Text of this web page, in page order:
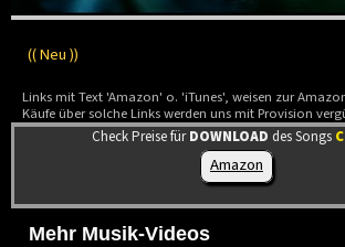
(( Neu ))
Links mit Text 'Amazon' o. 'iTunes', weisen zur
Käufe über solche Links werden uns mit Provision
Check Preise fürDOWNLOAD des Songs
Amazon
Mehr Musik-Videos